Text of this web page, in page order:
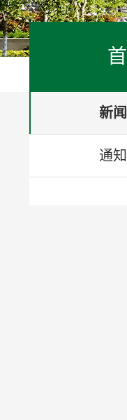
新
通